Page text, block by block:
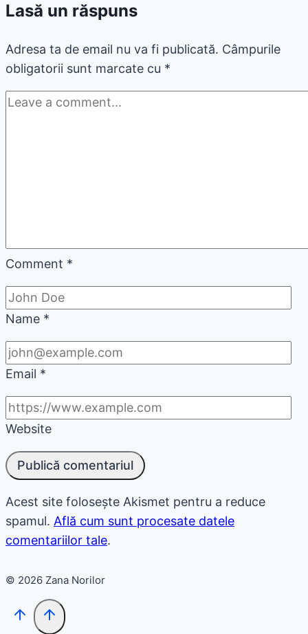
Lasă un răspuns
Adresa ta de email nu va fi publicată. Câmpurile
obligatorii sunt marcate cu *
Comment *
Name *
Email *
Website
Acest site folosește Akismet pentru a reduce
spamul. Află cum sunt procesate datele
comentariilor tale.
© 2026 Zana Norilor